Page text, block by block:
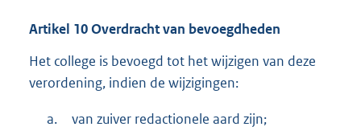
Artikel 10Overdracht van bevoegdheden
Het college is bevoegd tot het wijzigen van deze
verordening, indien de wijzigingen:
a. van zuiver redactionele aard zijn;